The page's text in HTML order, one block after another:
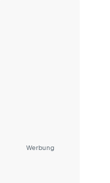
Werbung